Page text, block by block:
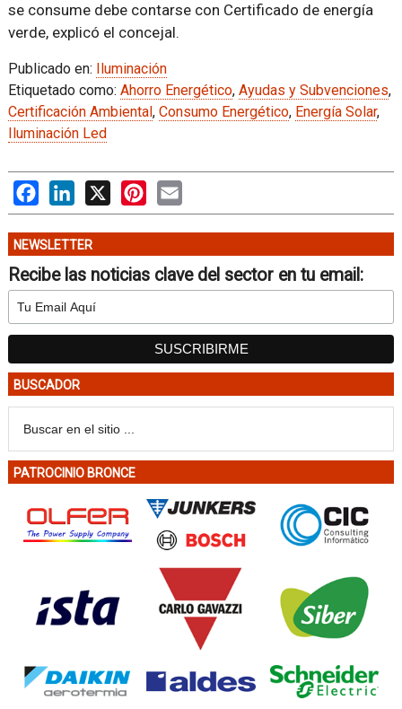
se consume debe contarse con Certificado de energía
verde, explicó el concejal.
Publicado en:
Iluminación
Etiquetado como: Ahorro Energético, Ayudas y Subvenciones,
Certificación Ambiental , Consumo Energético, Energía Solar,
Iluminación Led
FacebookLinkedIn Pinterest
NEWSLETTER
Recibe las noticias clave del sector en tu email:
BUSCADOR
PATROCINIO BRONCE